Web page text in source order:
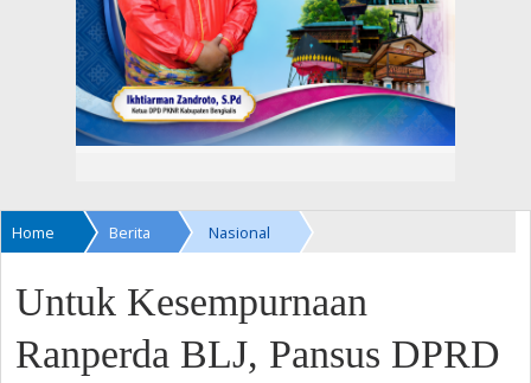
Home Berita Nasional
Untuk Kesempurnaan
Ranperda BLJ, Pansus DPRD